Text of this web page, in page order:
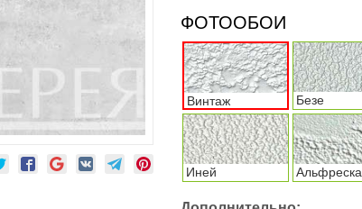
ФОТООБОИ
Винтаж Безе
Иней Альфреска